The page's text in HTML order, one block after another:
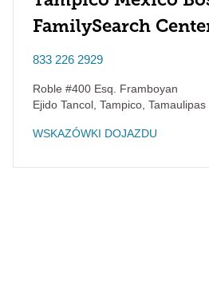
FamilySearch
833 226 2929
Roble #400 Esq. Framboyan
Ejido Tancol, Tampico Tamaulipas
WSKAZÓWKI DOJAZDU